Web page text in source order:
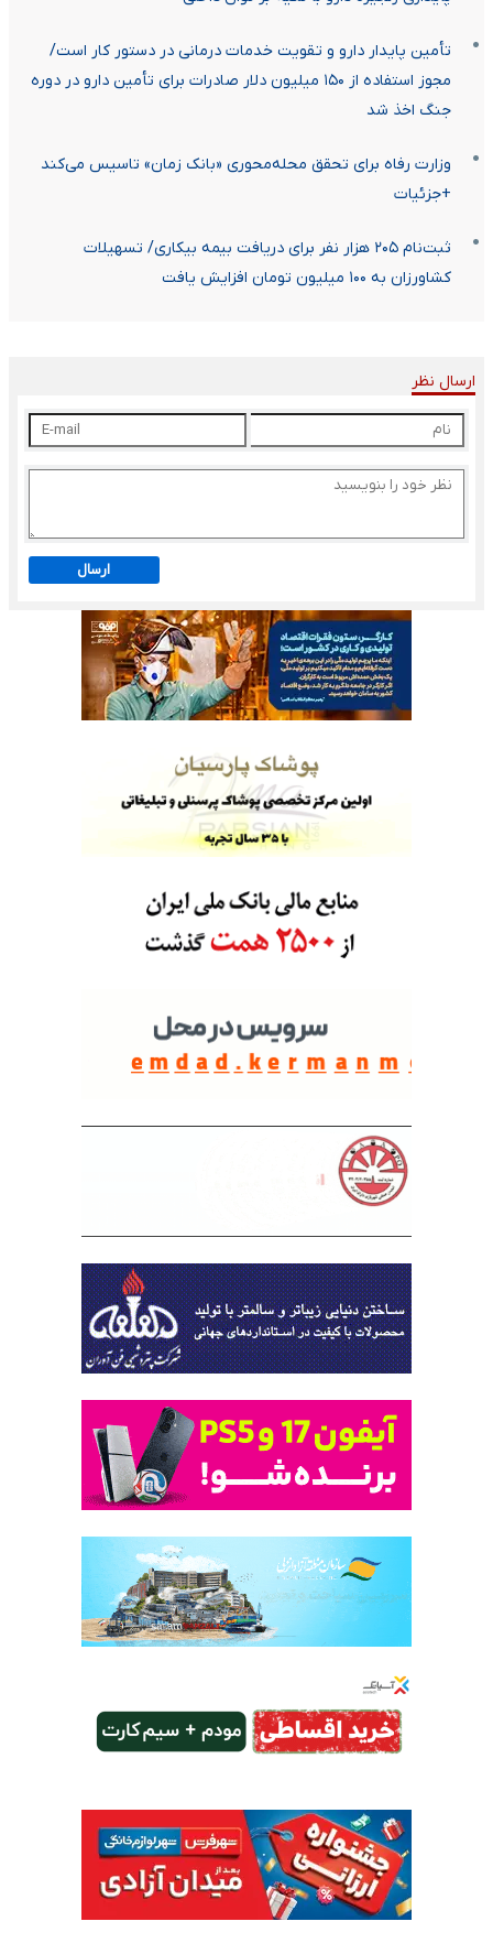
تأمین پایدار دارو و تقویت خدمات درمانی در دستور کار است/
مجوز استفاده از ۱۵۰ میلیون دلار صادرات برای تأمین دارو در دوره
جنگ اخذ شد
وزارت رفاه برای تحقق محله‌محوری «بانک زمان» تاسیس می‌کند
+جزئیات
ثبت‌نام ۲۰۵ هزار نفر برای دریافت بیمه بیکاری/ تسهیلات
کشاورزان به ۱۰۰ میلیون تومان افزایش یافت
ارسال نظر
ارسال